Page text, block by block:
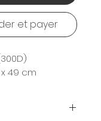
et payer
49 cm